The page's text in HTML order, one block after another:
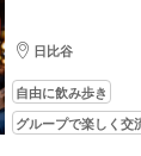
日比谷
自由に飲み歩き
グループで楽しく交